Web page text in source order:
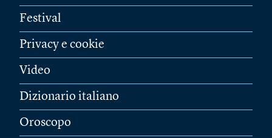
Festival
Privacy e cookie
Video
Dizionario italiano
Oroscopo